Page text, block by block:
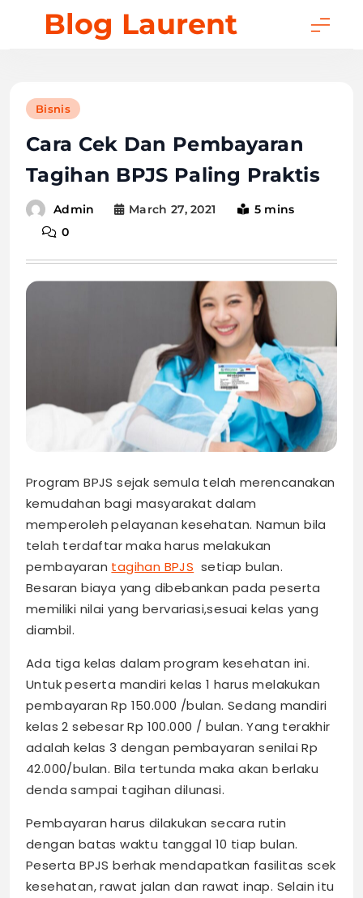
Blog Laurent
Bisnis
Cara Cek Dan Pembayaran
Tagihan BPJS Paling Praktis
Admin March 27, 2021
5 mins
0
Program BPJS sejak semula telah merencanakan
kemudahan bagi masyarakat dalam
memperoleh pelayanan kesehatan. Namun bila
telah terdaftar maka harus melakukan
pembayaran tagihan BPJS setiap bulan.
Besaran biaya yang dibebankan pada peserta
memiliki nilai yang bervariasi,sesuai kelas yang
diambil.
Ada tiga kelas dalam program kesehatan ini.
Untuk peserta mandiri kelas 1 harus melakukan
pembayaran Rp 150.000 /bulan. Sedang mandiri
kelas 2 sebesar Rp 100.000 / bulan. Yang terakhir
adalah kelas 3 dengan pembayaran senilai Rp
42.000/bulan. Bila tertunda maka akan berlaku
denda sampai tagihan dilunasi.
Pembayaran harus dilakukan secara rutin
dengan batas waktu tanggal 10 tiap bulan.
Peserta BPJS berhak mendapatkan fasilitas scek
kesehatan, rawat jalan dan rawat inap. Selain itu